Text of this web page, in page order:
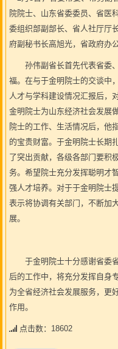
院院士、山东省委委员、省医
委组织部副部长、省人社厅厅
府副秘书长高旭光，省政府办
孙伟副省长首先代表省委、
福。在与于金明院士的交谈中
人才与学科建设情况汇报后，
金明院士为山东经济社会发展
院士的工作、生活情况后，他
的宝贵财富。于金明院士长期
了突出贡献，各级各部门要积
务。希望院士充分发挥聪明才
强人才培养。对于于金明院士
表示将协调有关部门，不断加
展。
于金明院士十分感谢省委省
后的工作中，将充分发挥自身
为全省经济社会发展服务，更
作用。
点击数：18602